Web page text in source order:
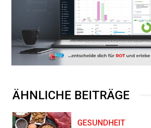
ÄHNLICHE BEITRÄGE
GESUNDHEIT